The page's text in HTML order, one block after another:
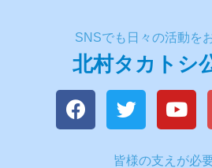
北村タカトシ
SNSでも日々の活動を
皆様の支えが必